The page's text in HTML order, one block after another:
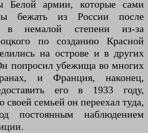
Белой армии, которые сами
бежать из России после
немалой степени из-за
по созданию Красной
на острове и в других
попросил убежища во многих
и Франция, наконец,
его в 1933 году,
своей семьей он переехал туда,
постоянным наблюдением